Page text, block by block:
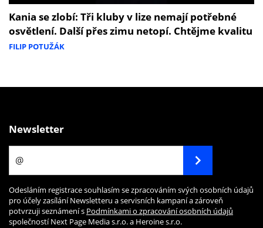
Kania se zlobí: Tři kluby v lize nemají potřebné
osvětlení. Další přes zimu netopí. Chtějme kvalitu
FILIP POTUŽÁK
Newsletter
Odesláním registrace souhlasím se zpracováním svých osobních údajů
pro účely zasílání Newsletteru a servisních kampaní a zároveň
potvrzuji seznámení s Podmínkami o zpracování osobních údajů
společností Next Page Media s.r.o. a Heroine s.r.o.